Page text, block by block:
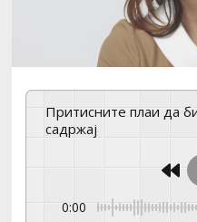
Притисните плаи да бисте слушали овај
садржај
0:00